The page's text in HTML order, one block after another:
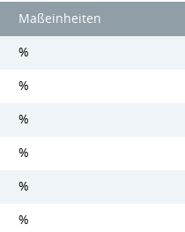
Maßeinheiten
%
%
%
%
%
%